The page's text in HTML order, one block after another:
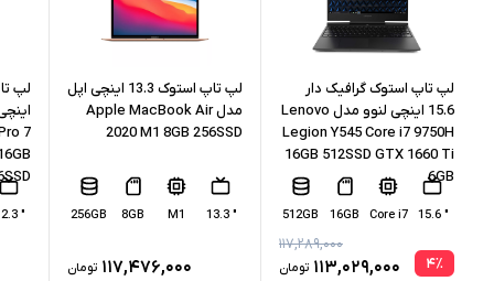
12GB
حافظه داخلی 512GB
نوع حافظه داخلی SSD
پردازنده گرافیکی Intel Iris Xe Graphics
ندارد
لپ تاپ استوک گرافیک دار
15.6 اینچی لنوو مدل Lenovo
Legion Y545 Core i7 9750H
16GB 512SSD GTX 1660 Ti
6GB
" 15.6
Core i7
16GB
512GB
۴٪
۱۱۷,۲۸۹,۰۰۰
۱۱۳,۰۲۹,۰۰۰ تومان
لپ تاپ استوک 13.3 اینچی اپل
مدل Apple MacBook Air
2020 M1 8GB 256SSD
" 13.3
M1
8GB
256GB
۱۱۷,۴۷۶,۰۰۰ تومان
7
" 12.3